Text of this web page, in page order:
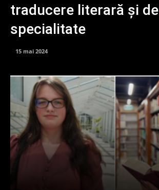
traducere literară şi de
specialitate
15 mai 2024